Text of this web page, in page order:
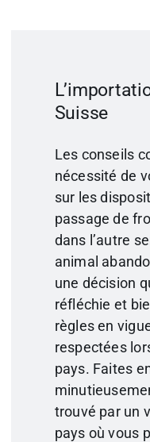
Suisse
Les conseils
nécessité de
sur les
passage de
dans l’autre
animal
une décision
réfléchie et
règles en
respectées
pays. Faites
trouvé par un
pays où vous